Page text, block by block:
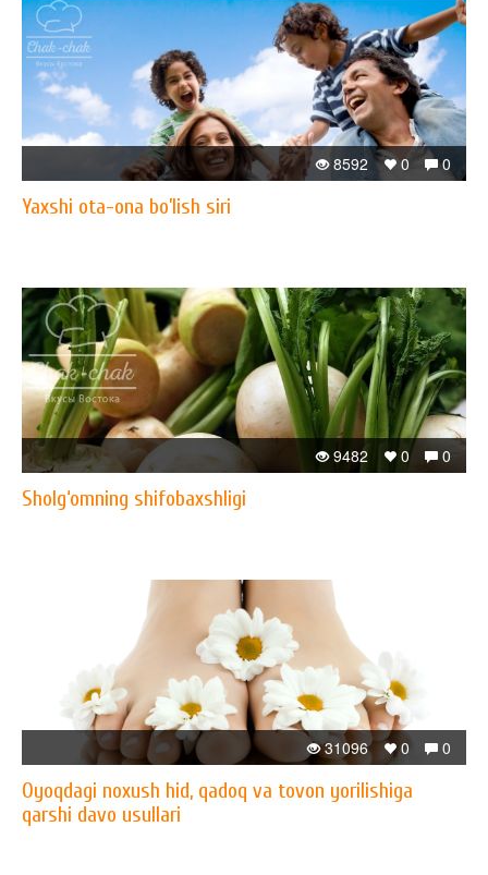
0
0
8592
Yaxshi ota-ona bo’lish siri
0
0
9482
Sholg‘omning shifobaxshligi
0
0
31096
Oyoqdagi noxush hid, qadoq va tovon yorilishiga
qarshi davo usullari